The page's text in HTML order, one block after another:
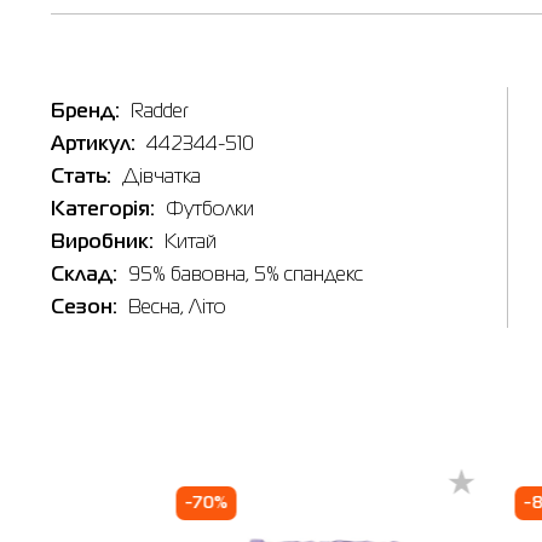
Бренд:
Radder
Артикул:
442344-510
Стать:
Дівчатка
Категорія:
Футболки
Виробник:
Китай
Склад:
95% бавовна, 5% спандекс
Сезон:
Весна, Літо
-70% -